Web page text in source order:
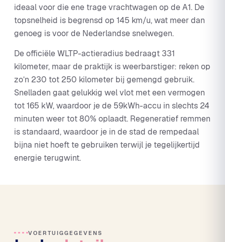
ideaal voor die ene trage vrachtwagen op de A1. De
topsnelheid is begrensd op 145 km/u, wat meer dan
genoeg is voor de Nederlandse snelwegen.
De officiële WLTP-actieradius bedraagt 331
kilometer, maar de praktijk is weerbarstiger: reken op
zo’n 230 tot 250 kilometer bij gemengd gebruik.
Snelladen gaat gelukkig wel vlot met een vermogen
tot 165 kW, waardoor je de 59kWh-accu in slechts 24
minuten weer tot 80% oplaadt. Regeneratief remmen
is standaard, waardoor je in de stad de rempedaal
bijna niet hoeft te gebruiken terwijl je tegelijkertijd
energie terugwint.
VOERTUIGGEGEVENS